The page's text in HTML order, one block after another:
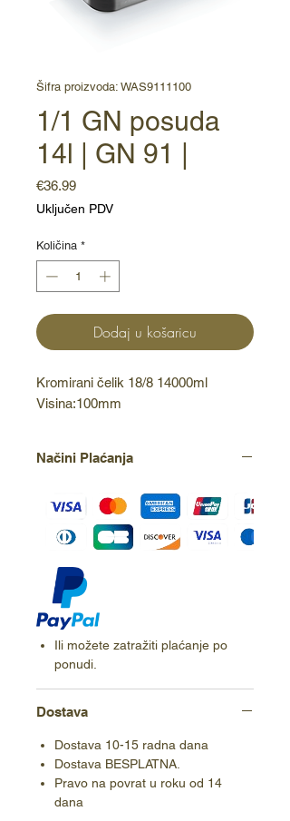
Šifra proizvoda: WAS9111100
1/1 GN posuda
14l | GN 91 |
€36.99Cijena
Uključen PDV
Količina *
Dodaj u košaricu
Kromirani čelik 18/8 14000ml
Visina:100mm
Načini Plaćanja
Ili možete zatražiti plaćanje po
ponudi.
Dostava
Dostava 10-15 radna dana
Dostava BESPLATNA.
Pravo na povrat u roku od 14
dana